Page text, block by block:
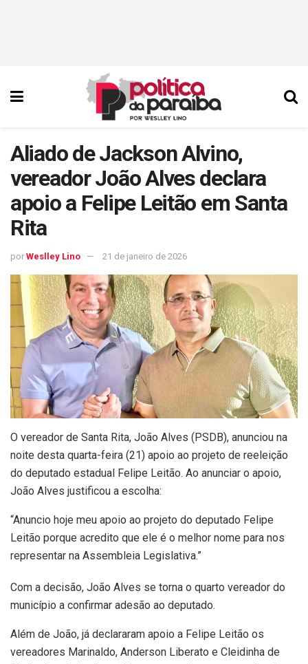
Aliado de Jackson Alvino,
vereador João Alves declara
apoio a Felipe Leitão em Santa
Rita
por Weslley Lino 21 de janeiro de 2026
O vereador de Santa Rita, João Alves (PSDB), anunciou na
noite desta quarta-feira (21) apoio ao projeto de reeleição
do deputado estadual Felipe Leitão. Ao anunciar o apoio,
João Alves justificou a escolha:
“Anuncio hoje meu apoio ao projeto do deputado Felipe
Leitão porque acredito que ele é o melhor nome para nos
representar na Assembleia Legislativa.”
Com a decisão, João Alves se torna o quarto vereador do
município a confirmar adesão ao deputado.
Além de João, já declararam apoio a Felipe Leitão os
vereadores Marinaldo, Anderson Liberato e Cleidinha de